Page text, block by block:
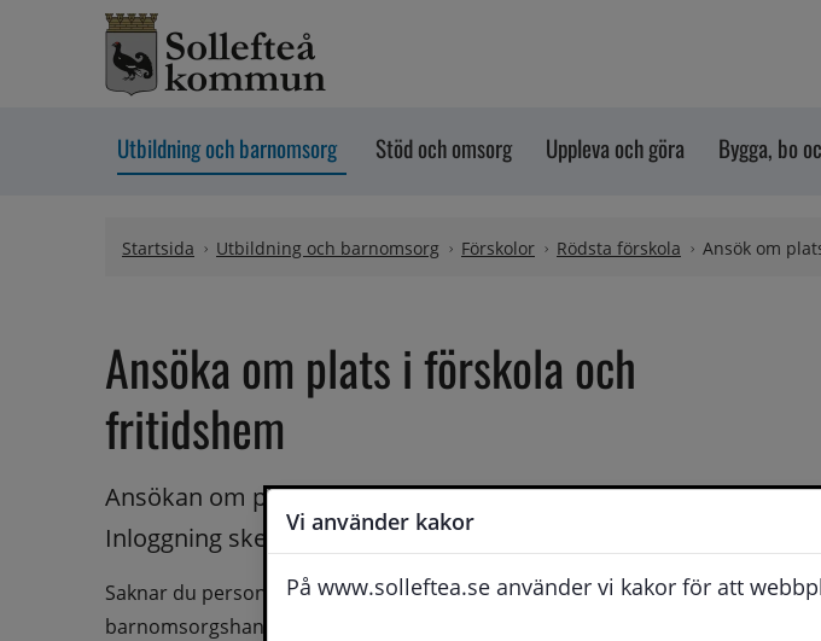
Vi använder kakor
På www.solleftea.se använder vi kakor för att
Hoppa till innehåll
Utbildning och barnomsorg Stöd och omsorg Uppleva och göra Bygga, bo
Startsida Utbildning och barnomsorg Förskolor Rödsta förskola Ansök om
Ansöka om plats i förskola och
fritidshem
Ansökan om plats i förskola och fritidshem görs i via e-tjänsten.
Inloggning sker via Bank-ID
Saknar du personnummer, e-legitimation eller har skyddad identitet, ska du
barnomsorgshandläggare på telefonnummer: